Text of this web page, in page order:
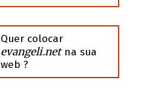
Quer colocar
evangeli.netna sua
web ?